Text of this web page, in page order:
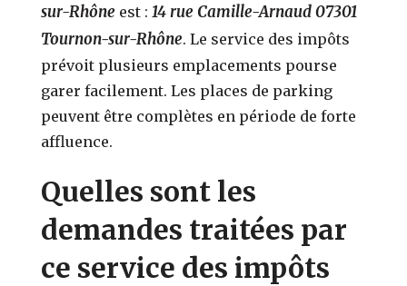
sur-Rhône est : 14 rue Camille-Arnaud 07301
Tournon-sur-Rhône. Le service des impôts
prévoit plusieurs emplacements pourse
garer facilement. Les places de parking
peuvent être complètes en période de forte
affluence.
Quelles sont les
demandes traitées par
ce service des impôts